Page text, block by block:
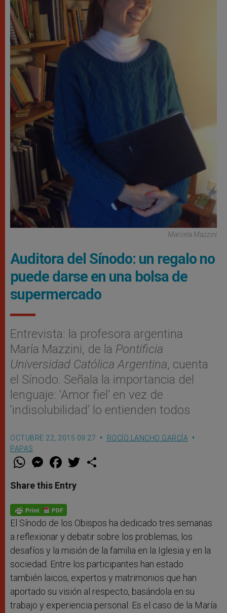
Marcela Mazzini
Auditora del Sínodo: un regalo no
puede darse en una bolsa de
supermercado
Entrevista: la profesora argentina
María Mazzini, de la Pontificia
Universidad Católica Argentina, cuenta
el Sínodo. Señala la importancia del
lenguaje: ‘Amor fiel’ en vez de
‘indisolubilidad’ lo entienden todos
OCTUBRE 22, 2015 09:27
ROCÍO LANCHO GARCÍA
PAPAS
W
t
s
p
p
M
e
s
e
g
e
r
F
a
e
b
o
k
w
Share this Entry
El Sínodo de los Obispos ha dedicado tres semanas
a reflexionar y debatir sobre los problemas, los
desafíos y la misión de la familia en la Iglesia y en la
sociedad. Entre los participantes han estado
también laicos, expertos y matrimonios que han
aportado su visión al respecto, basándola en su
trabajo y experiencia personal. Es el caso de la María